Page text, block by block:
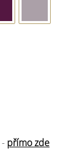
přímo zde